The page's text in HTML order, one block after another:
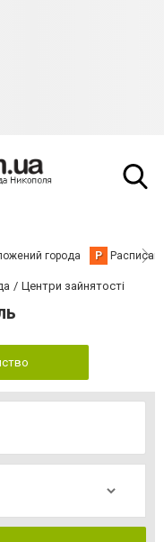
города Р
Центри зайнятості